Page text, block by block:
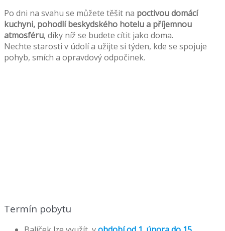
Po dni na svahu se můžete těšit na poctivou domácí
kuchyni, pohodlí beskydského hotelu a příjemnou
atmosféru, díky níž se budete cítit jako doma.
Nechte starosti v údolí a užijte si týden, kde se spojuje
pohyb, smích a opravdový odpočinek.
Termín pobytu